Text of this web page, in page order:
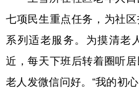
七项民生重点任务，为社
系列适老服务。为摸清老
近，每天下班后转着圈听
老人发微信问好。“我的初